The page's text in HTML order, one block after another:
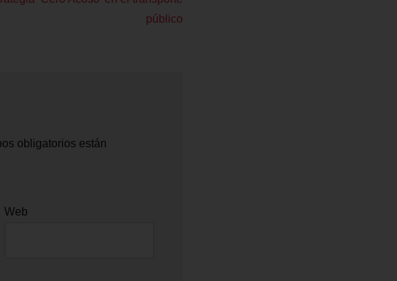
público
obligatorios están
Web